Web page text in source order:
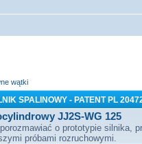
wątki
SPALINOWY - PATENT PL
JJ2S-WG 125
o prototypie silnika,
próbami rozruchowymi.